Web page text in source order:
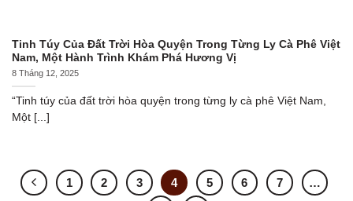
Tinh Túy Của Đất Trời Hòa Quyện Trong Từng Ly Cà Phê Việt
Nam, Một Hành Trình Khám Phá Hương Vị
8 Tháng 12, 2025
“Tinh túy của đất trời hòa quyện trong từng ly cà phê Việt Nam,
Một [...]
1 2 3 4 5 6 7
…